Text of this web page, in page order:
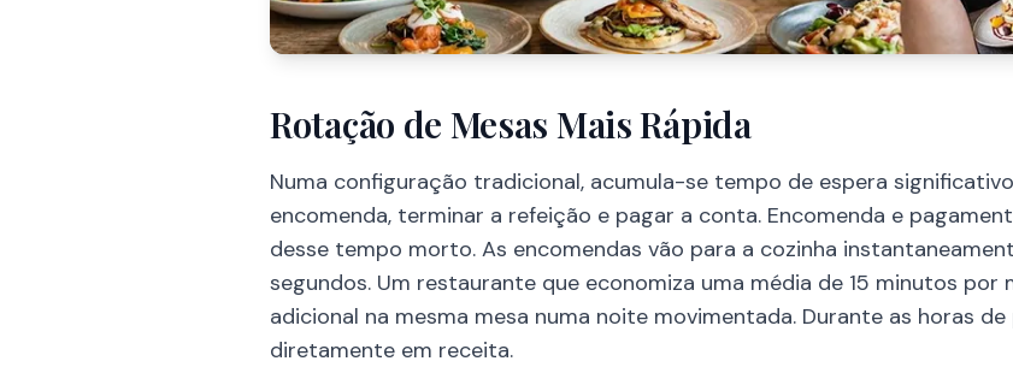
Rotação de Mesas Mais Rápida
Numa configuração tradicional, acumula-se tempo de espera
encomenda, terminar a refeição e pagar a conta. Encomenda e
desse tempo morto. As encomendas vão para a cozinha
segundos. Um restaurante que economiza uma média de 15 minutos
adicional na mesma mesa numa noite movimentada. Durante as horas
diretamente em receita.